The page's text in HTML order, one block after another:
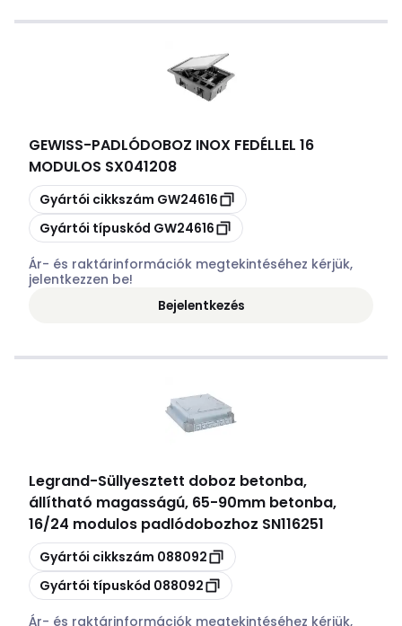
GEWISS-PADLÓDOBOZ INOX FEDÉLLEL 16
MODULOS SX041208
Másolás
Gyártói cikkszám GW24616
Másolás
Gyártói típuskód GW24616
Ár- és raktárinformációk megtekintéséhez kérjük,
jelentkezzen be!
Bejelentkezés
Legrand-Süllyesztett doboz betonba,
állítható magasságú, 65-90mm betonba,
16/24 modulos padlódobozhoz SN116251
Másolás
Gyártói cikkszám 088092
Másolás
Gyártói típuskód 088092
Ár- és raktárinformációk megtekintéséhez kérjük,